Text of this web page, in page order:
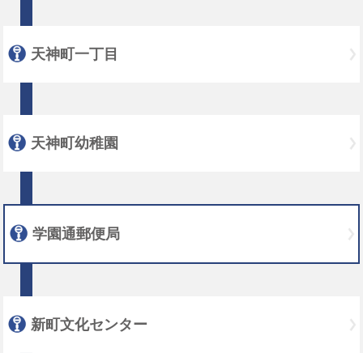
天神町一丁目
天神町幼稚園
学園通郵便局
新町文化センター